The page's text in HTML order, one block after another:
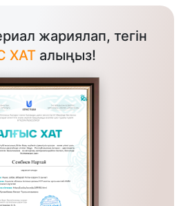
жариялап, тегін
ХАТ алыңыз!